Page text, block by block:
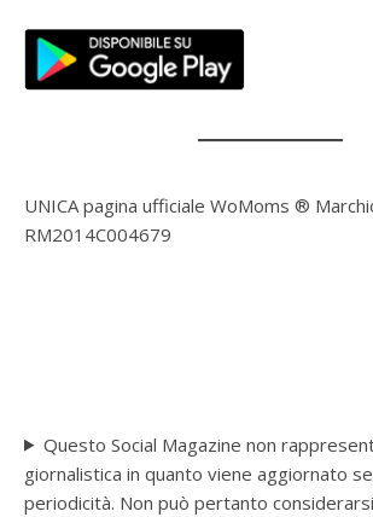
UNICA pagina ufficiale WoMoms ®
RM2014C004679
Questo Social Magazine non
giornalistica in quanto viene aggiornato
periodicità. Non può pertanto